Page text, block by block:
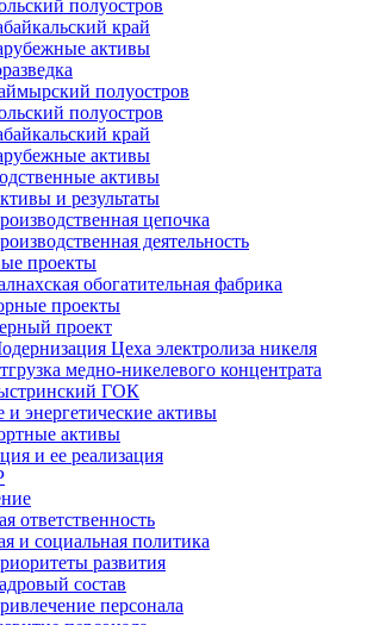
полуостров
край
активы
полуостров
полуостров
край
активы
активы
и результаты
цепочка
деятельность
проекты
обогатительная фабрика
проекты
проект
Цеха электролиза никеля
медно-никелевого концентрата
ГОК
и энергетические активы
активы
и ее реализация
ответственность
и социальная политика
развития
состав
персонала